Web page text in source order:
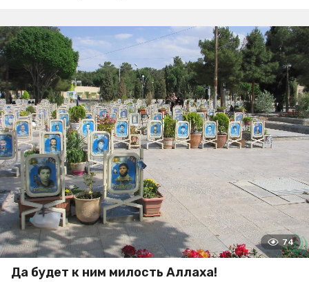
74
Да будет к ним милость Аллаха!